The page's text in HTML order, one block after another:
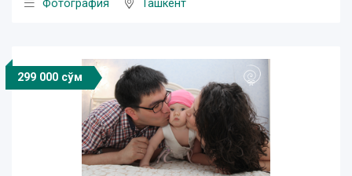
Фотография
Ташкент
299 000 сўм